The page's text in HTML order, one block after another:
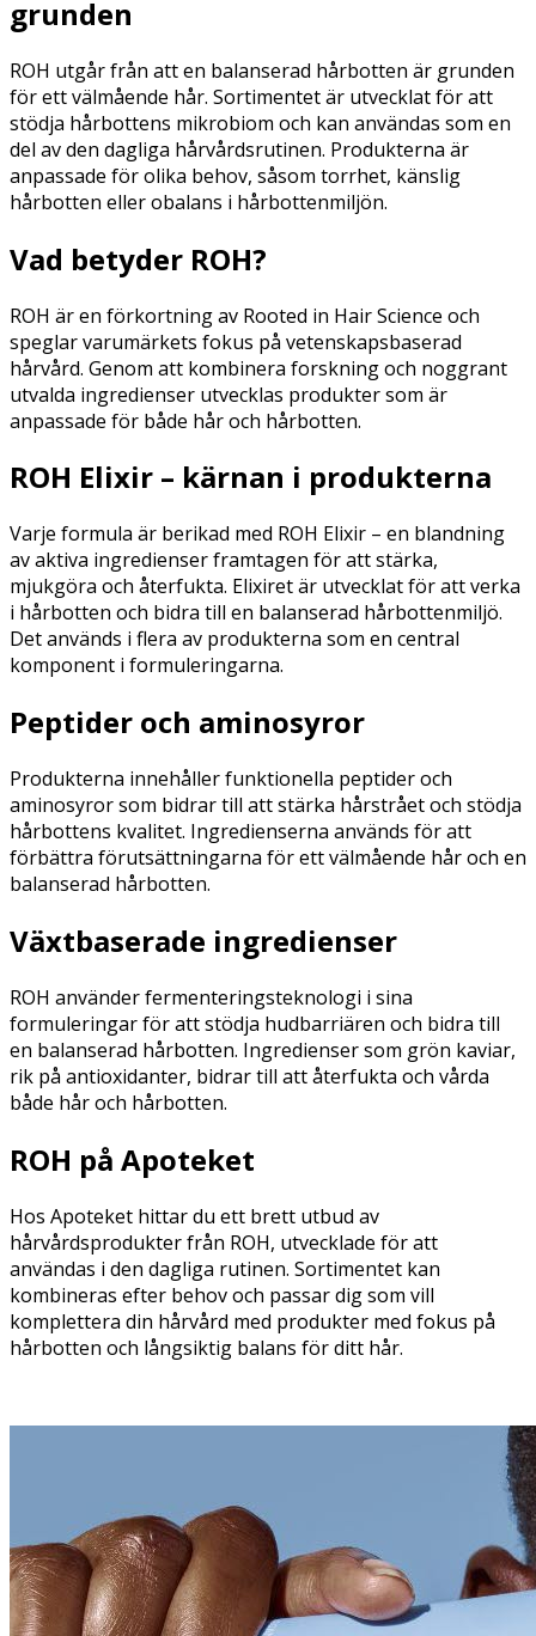
grunden
ROH utgår från att en balanserad hårbotten är grunden
för ett välmående hår. Sortimentet är utvecklat för att
stödja hårbottens mikrobiom och kan användas som en
del av den dagliga hårvårdsrutinen. Produkterna är
anpassade för olika behov, såsom torrhet, känslig
hårbotten eller obalans i hårbottenmiljön.
Vad betyder ROH?
ROH är en förkortning av Rooted in Hair Science och
speglar varumärkets fokus på vetenskapsbaserad
hårvård. Genom att kombinera forskning och noggrant
utvalda ingredienser utvecklas produkter som är
anpassade för både hår och hårbotten.
ROH Elixir – kärnan i produkterna
Varje formula är berikad med ROH Elixir – en blandning
av aktiva ingredienser framtagen för att stärka,
mjukgöra och återfukta. Elixiret är utvecklat för att verka
i hårbotten och bidra till en balanserad hårbottenmiljö.
Det används i flera av produkterna som en central
komponent i formuleringarna.
Peptider och aminosyror
Produkterna innehåller funktionella peptider och
aminosyror som bidrar till att stärka hårstrået och stödja
hårbottens kvalitet. Ingredienserna används för att
förbättra förutsättningarna för ett välmående hår och en
balanserad hårbotten.
Växtbaserade ingredienser
ROH använder fermenteringsteknologi i sina
formuleringar för att stödja hudbarriären och bidra till
en balanserad hårbotten. Ingredienser som grön kaviar,
rik på antioxidanter, bidrar till att återfukta och vårda
både hår och hårbotten.
ROH på Apoteket
Hos Apoteket hittar du ett brett utbud av
hårvårdsprodukter från ROH, utvecklade för att
användas i den dagliga rutinen. Sortimentet kan
kombineras efter behov och passar dig som vill
komplettera din hårvård med produkter med fokus på
hårbotten och långsiktig balans för ditt hår.